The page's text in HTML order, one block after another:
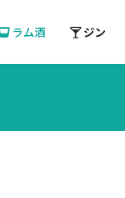
ラム酒 ジン